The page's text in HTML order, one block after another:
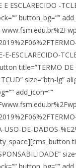
ESCLARECIDO -
button_bg=””
E-ESCLARECIDO-
title=”TERMO DE
size=”btn-lg”
add_icon=””
USO-DE-DADOS-